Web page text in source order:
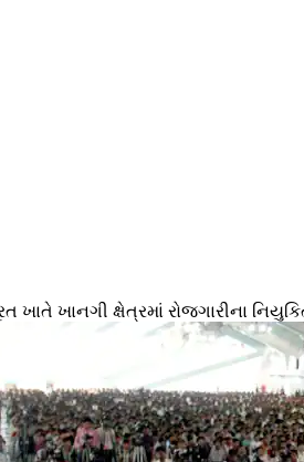
ખાતે ખાનગી ક્ષેત્રમાં રોજગારીના